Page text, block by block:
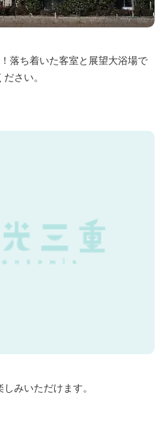
落ち着いた客室と展望大浴場で
さい。
みいただけます。